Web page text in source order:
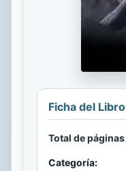
Ficha del Libro
Total de páginas
Categoría: